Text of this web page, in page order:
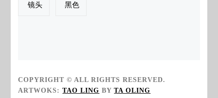
镜头 黑色
COPYRIGHT © ALL RIGHTS RESERVED.
ARTWOKS:TAO LING BYTA OLING